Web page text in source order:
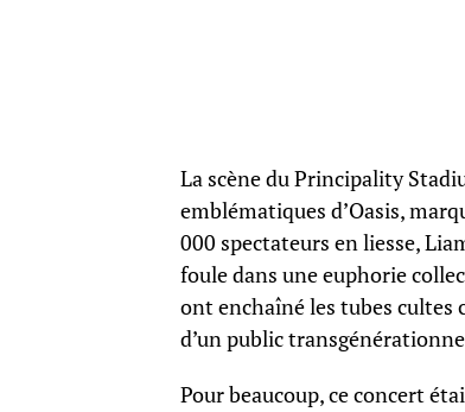
La scène du Principality
emblématiques d’Oasis,
000 spectateurs en liesse,
foule dans une euphorie
ont enchaîné les tubes cultes
d’un public
Pour beaucoup, ce concert